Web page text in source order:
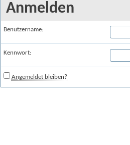
Anmelden
Benutzername:
Kennwort:
Angemeldet bleiben?